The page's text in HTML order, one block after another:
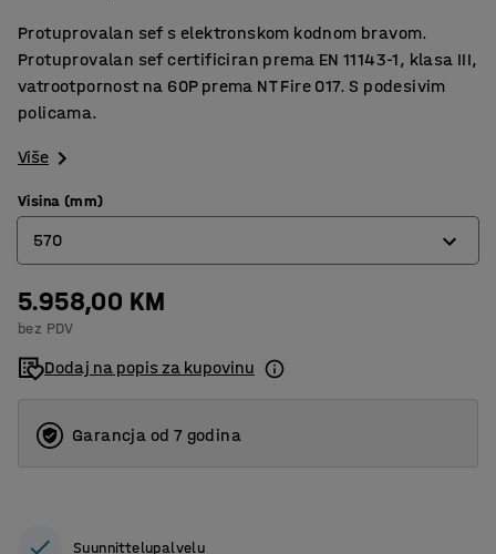
Protuprovalan sef s elektronskom kodnom bravom.
Protuprovalan sef certificiran prema EN 11143-1, klasa III,
vatrootpornost na 60P prema NT Fire 017. S podesivim
policama.
Više
Visina (mm)
570
570
770
1190
5.958,00 KM
bez PDV
Dodaj na popis za kupovinu
Garancja od 7 godina
Suunnittelupalvelu